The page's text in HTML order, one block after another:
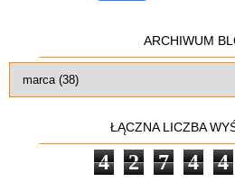
ARCHIWUM
ŁĄCZNA LICZBA
4 2 7 4 4